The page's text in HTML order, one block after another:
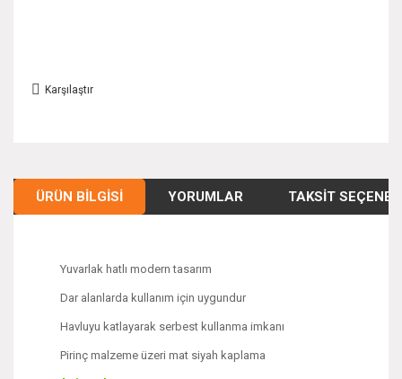
Karşılaştır
ÜRÜN BILGISI YORUMLAR TAKSIT
Yuvarlak hatlı modern tasarım
Dar alanlarda kullanım için uygundur
Havluyu katlayarak serbest kullanma imkanı
Pirinç malzeme üzeri mat siyah kaplama